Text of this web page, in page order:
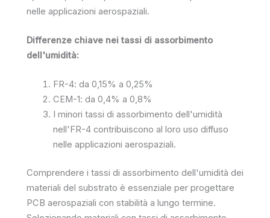
nelle applicazioni aerospaziali.
Differenze chiave nei tassi di assorbimento
dell'umidità:
FR-4: da 0,15% a 0,25%
CEM-1: da 0,4% a 0,8%
I minori tassi di assorbimento dell'umidità
nell'FR-4 contribuiscono al loro uso diffuso
nelle applicazioni aerospaziali.
Comprendere i tassi di assorbimento dell'umidità dei
materiali del substrato è essenziale per progettare
PCB aerospaziali con stabilità a lungo termine.